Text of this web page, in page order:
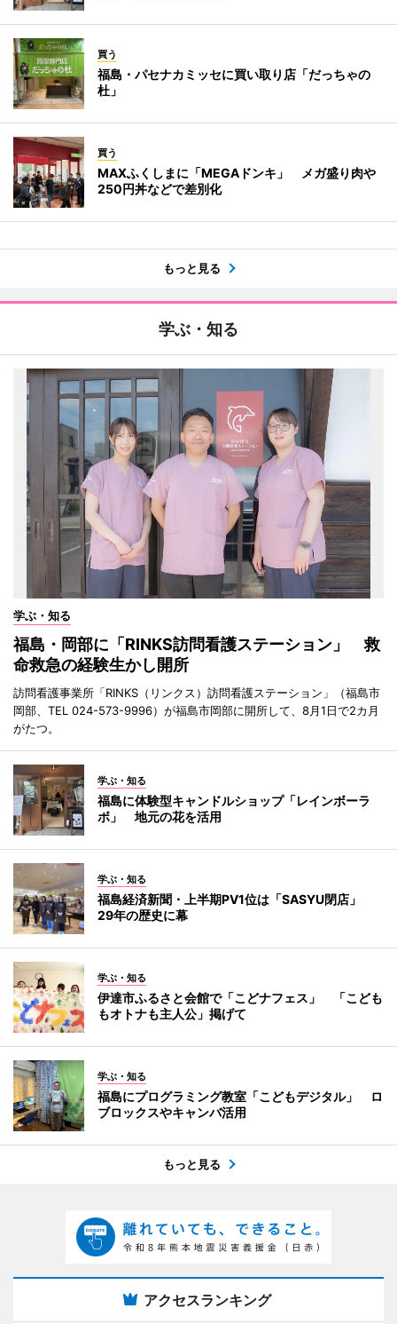
買う
福島・パセナカミッセに買い取り店「だっちゃの
杜」
買う
MAXふくしまに「MEGAドンキ」 メガ盛り肉や
250円丼などで差別化
もっと見る
学ぶ・知る
学ぶ・知る
福島・岡部に「RINKS訪問看護ステーション」 救
命救急の経験生かし開所
訪問看護事業所「RINKS（リンクス）訪問看護ステーション」（福島市
岡部、TEL 024-573-9996）が福島市岡部に開所して、8月1日で2カ月
がたつ。
学ぶ・知る
福島に体験型キャンドルショップ「レインボーラ
ボ」 地元の花を活用
学ぶ・知る
福島経済新聞・上半期PV1位は「SASYU閉店」
29年の歴史に幕
学ぶ・知る
伊達市ふるさと会館で「こどナフェス」 「こども
もオトナも主人公」掲げて
学ぶ・知る
福島にプログラミング教室「こどもデジタル」 ロ
ブロックスやキャンバ活用
もっと見る
アクセスランキング